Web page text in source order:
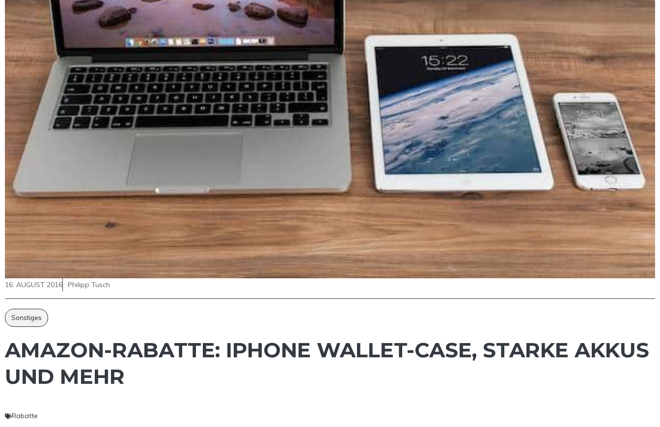
16. AUGUST 2016 Philipp Tusch
Sonstiges
AMAZON-RABATTE: IPHONE WALLET-CASE, STARKE AKKUS
UND MEHR
Rabatte